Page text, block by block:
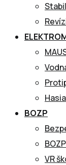
BOZP
VR